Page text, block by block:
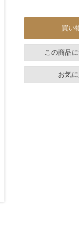
買い
この商品
お気